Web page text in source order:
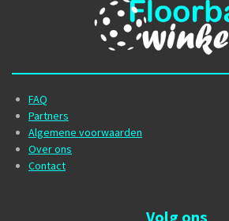
FAQ
Partners
Algemene voorwaarden
Over ons
Contact